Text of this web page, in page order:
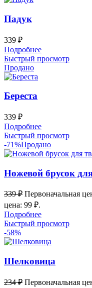
Падук
339 ₽
Подробнее
Быстрый просмотр
Продано
Береста
339 ₽
Подробнее
Быстрый просмотр
-71%Продано
Ножевой брусок
339₽ Первоначальная
цена: 99 ₽.
Подробнее
Быстрый просмотр
-58%
Шелковица
234₽ Первоначальная